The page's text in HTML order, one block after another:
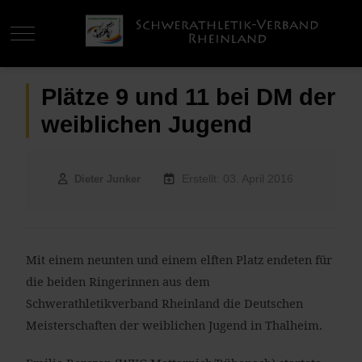
Mobile Menu Toggle
Plätze 9 und 11 bei DM der
weiblichen Jugend
Dieter Junker Erstellt: 03. April 2016
Mit einem neunten und einem elften Platz endeten für
die beiden Ringerinnen aus dem
Schwerathletikverband Rheinland die Deutschen
Meisterschaften der weiblichen Jugend in Thalheim.